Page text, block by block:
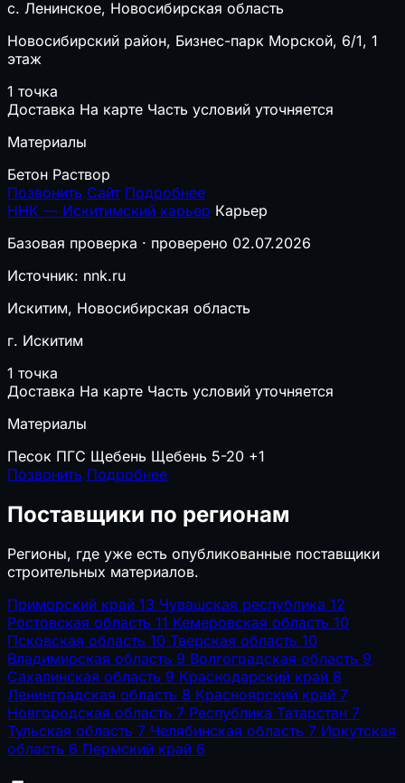
с. Ленинское, Новосибирская область
Новосибирский район, Бизнес-парк Морской, 6/1, 1
этаж
1 точка
Доставка На карте Часть условий уточняется
Материалы
Бетон Раствор
Позвонить Сайт Подробнее
ННК — Искитимский карьер Карьер
Базовая проверка · проверено 02.07.2026
Источник: nnk.ru
Искитим, Новосибирская область
г. Искитим
1 точка
Доставка На карте Часть условий уточняется
Материалы
Песок ПГС Щебень Щебень 5-20 +1
Позвонить Подробнее
Поставщики по регионам
Регионы, где уже есть опубликованные поставщики
строительных материалов.
Приморский край 13 Чувашская республика 12
Ростовская область 11 Кемеровская область 10
Псковская область 10 Тверская область 10
Владимирская область 9 Волгоградская область 9
Сахалинская область 9 Краснодарский край 8
Ленинградская область 8 Красноярский край 7
Новгородская область 7 Республика Татарстан 7
Тульская область 7 Челябинская область 7 Иркутская
область 6 Пермский край 6